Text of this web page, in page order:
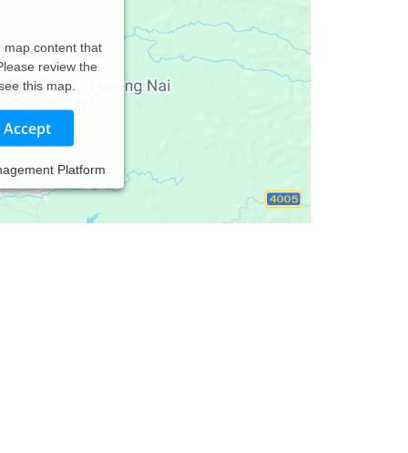
map content that
review the
this map.
Accept
Platform